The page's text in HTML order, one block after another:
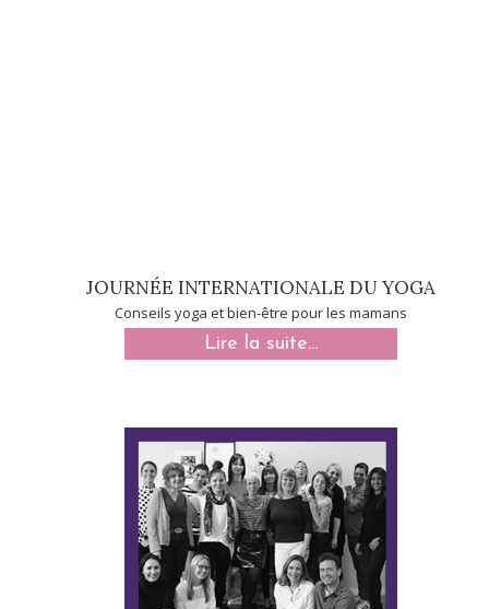
JOURNÉE INTERNATIONALE DU YOGA
Conseils yoga et bien-être pour les mamans
Lire la suite...